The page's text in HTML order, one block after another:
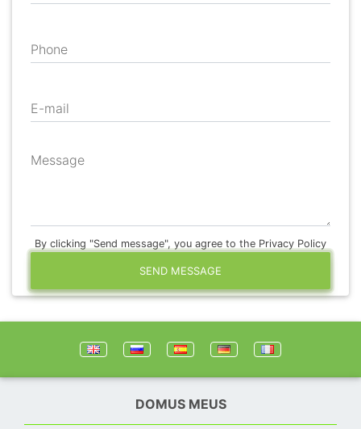
Phone
E-mail
Message
By clicking "Send message", you agree to the Privacy Policy
SEND MESSAGE
DOMUS MEUS